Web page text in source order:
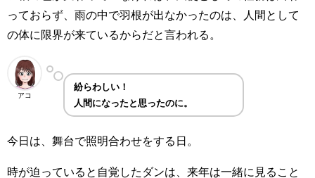
っておらず、雨の中で羽根が出なかったのは、人間として
の体に限界が来ているからだと言われる。
アコ
紛らわしい！
人間になったと思ったのに。
今日は、舞台で照明合わせをする日。
時が迫っていると自覚したダンは、来年は一緒に見ること